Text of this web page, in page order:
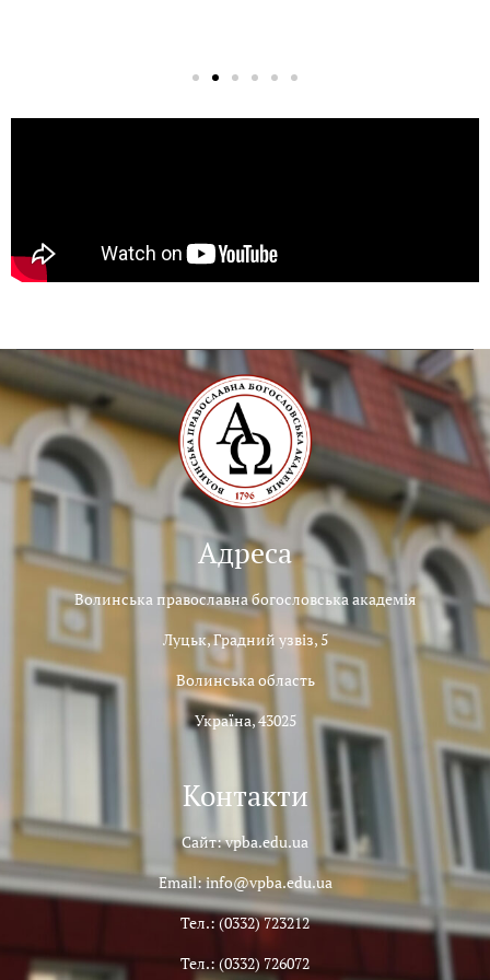
Адреса
Волинська православна богословська академія
Луцьк, Градний узвіз, 5
Волинська область
Україна, 43025
Контакти
Сайт: vpba.edu.ua
Email: info@vpba.edu.ua
Тел.: (0332) 723212
Тел.: (0332) 726072